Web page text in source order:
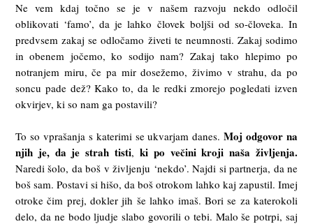
Ne vem kdaj točno se je v našem razvoju nekdo odločil
oblikovati ‘famo’, da je lahko človek boljši od so-človeka. In
predvsem zakaj se odločamo živeti te neumnosti. Zakaj sodimo
in obenem jočemo, ko sodijo nam? Zakaj tako hlepimo po
notranjem miru, če pa mir dosežemo, živimo v strahu, da po
soncu pade dež? Kako to, da le redki zmorejo pogledati izven
okvirjev, ki so nam ga postavili?
To so vprašanja s katerimi se ukvarjam danes.Moj odgovor na
njih je, da je strah tisti, ki po večini kroji naša življenja.
Naredi šolo, da boš v življenju ‘nekdo’. Najdi si partnerja, da ne
boš sam. Postavi si hišo, da boš otrokom lahko kaj zapustil. Imej
otroke čim prej, dokler jih še lahko imaš. Bori se za katerokoli
delo, da ne bodo ljudje slabo govorili o tebi. Malo še potrpi, saj